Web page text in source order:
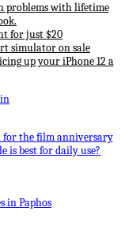
problems with lifetime
for just $20
simulator on sale
up your iPhone 12 a
for the film anniversary
is best for daily use?
in Paphos